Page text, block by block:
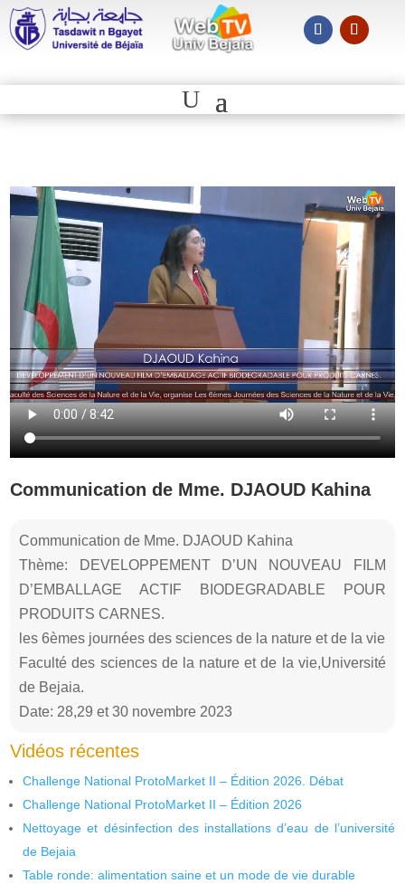
Communication de Mme. DJAOUD Kahina
Communication de Mme. DJAOUD Kahina
Thème: DEVELOPPEMENT D’UN NOUVEAU FILM
D’EMBALLAGE ACTIF BIODEGRADABLE POUR
PRODUITS CARNES.
les 6èmes journées des sciences de la nature et de la vie
Faculté des sciences de la nature et de la vie,Université
de Bejaia.
Date: 28,29 et 30 novembre 2023
Vidéos récentes
Challenge National ProtoMarket II – Édition 2026. Débat
Challenge National ProtoMarket II – Édition 2026
Nettoyage et désinfection des installations d’eau de l’université
de Bejaia
Table ronde: alimentation saine et un mode de vie durable